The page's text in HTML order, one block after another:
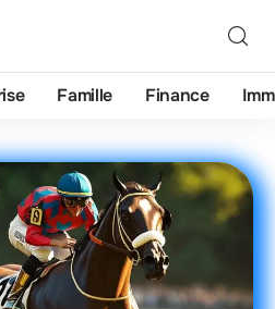
Famille Finance